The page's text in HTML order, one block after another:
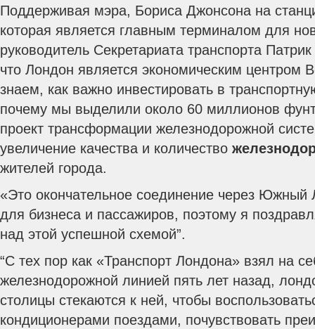
Поддерживая мэра, Бориса Джонсона на
которая является главным терминалом для
руководитель Секретариата транспорта
что Лондон является экономическим центром
знаем, как важно инвестировать в
почему мы выделили около 60 миллионов
проект трансформации железнодорожной
увеличение качества и количество
жителей города.
«Это окончательное соединение через Южный
для бизнеса и пассажиров, поэтому я
над этой успешной схемой”.
“С тех пор как «Транспорт Лондона» взял на
железнодорожной линией пять лет назад,
столицы стекаются к ней, чтобы
кондиционерами поездами, почувствовать